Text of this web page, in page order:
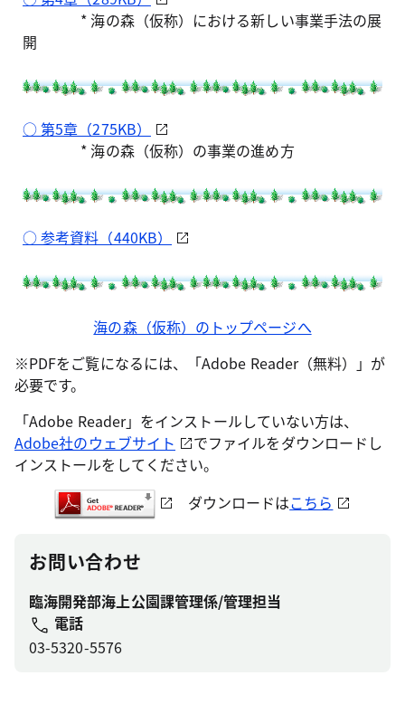
* 海の森（仮称）における新しい事業手法の展
開
○ 第5章（275KB）
* 海の森（仮称）の事業の進め方
○ 参考資料（440KB）
海の森（仮称）のトップページへ
※PDFをご覧になるには、「Adobe Reader（無料）」が
必要です。
「Adobe Reader」をインストールしていない方は、
Adobe社のウェブサイト
でファイルをダウンロードし
インストールをしてください。
ダウンロードはこちら
お問い合わせ
臨海開発部海上公園課管理係/管理担当
電話
03-5320-5576